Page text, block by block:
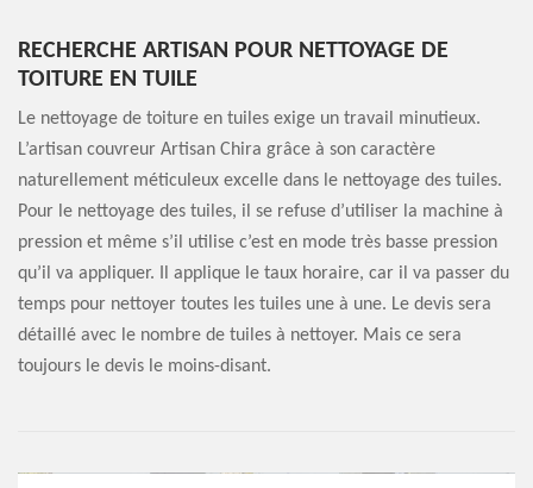
RECHERCHE ARTISAN POUR NETTOYAGE DE
TOITURE EN TUILE
Le nettoyage de toiture en tuiles exige un travail minutieux.
L’artisan couvreur Artisan Chira grâce à son caractère
naturellement méticuleux excelle dans le nettoyage des tuiles.
Pour le nettoyage des tuiles, il se refuse d’utiliser la machine à
pression et même s’il utilise c’est en mode très basse pression
qu’il va appliquer. Il applique le taux horaire, car il va passer du
temps pour nettoyer toutes les tuiles une à une. Le devis sera
détaillé avec le nombre de tuiles à nettoyer. Mais ce sera
toujours le devis le moins-disant.